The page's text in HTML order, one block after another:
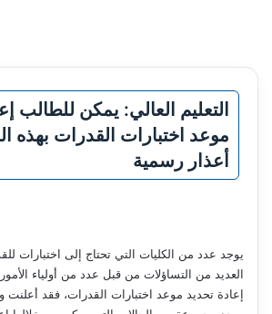
التعليم العالي: يمكن للطالب
موعد اختبارات القدرات بهذه
أعذار رسمية
يوجد عدد من الكليات التي تحتاج إلى اختبارات
العديد من التساؤلات من قبل عدد من أولياء
إعادة تحديد موعد اختبارات القدرات، فقد أعلنت